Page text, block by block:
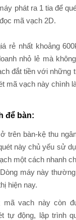
phát ra 1 tia để
mã vạch 2D.
rẻ nhất khoảng
nhỏ lẻ mà
đắt tiền với những
mã vạch này chình
để bàn:
trên bàn-kệ thu
này chủ yếu sử
một cách nhanh
máy này
hiện nay.
mã vach này còn
tự động, lập trình